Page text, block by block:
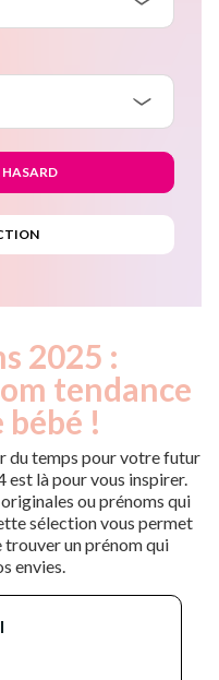
2025 :
tendance
!
du temps pour votre futur
là pour vous inspirer.
ou prénoms qui
sélection vous permet
trouver un prénom qui
envies.